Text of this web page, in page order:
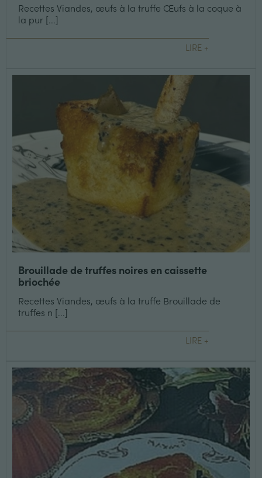
Recettes Viandes, œufs à la truffe Œufs à la coque à
la pur [...]
LIRE +
Brouillade de truffes noires en caissette
briochée
Recettes Viandes, œufs à la truffe Brouillade de
truffes n [...]
LIRE +